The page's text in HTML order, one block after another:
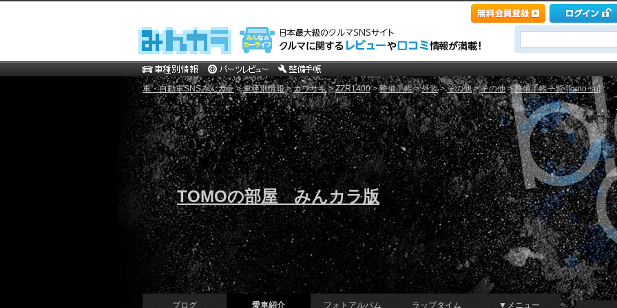
車・自動車SNSみんカラ>車種別情報>カワサキ>ZZR1400>整備手帳>外装>その他>その他>整備手帳一覧 [tomo-su]
TOMOの部屋 みんカラ版
ブログ 愛車紹介 フォトアルバム ラップタイム ▼メニュー